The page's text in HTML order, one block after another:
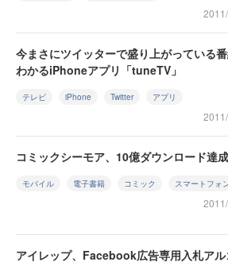
今まさにツイッターで盛り上がっている
わかるiPhoneアプリ「tuneTV」
テレビ iPhone Twitter アプリ
コミックシーモア、10億ダウンロード達成
モバイル 電子書籍 コミック スマートフォ
アイレップ、Facebook広告専用入札アル